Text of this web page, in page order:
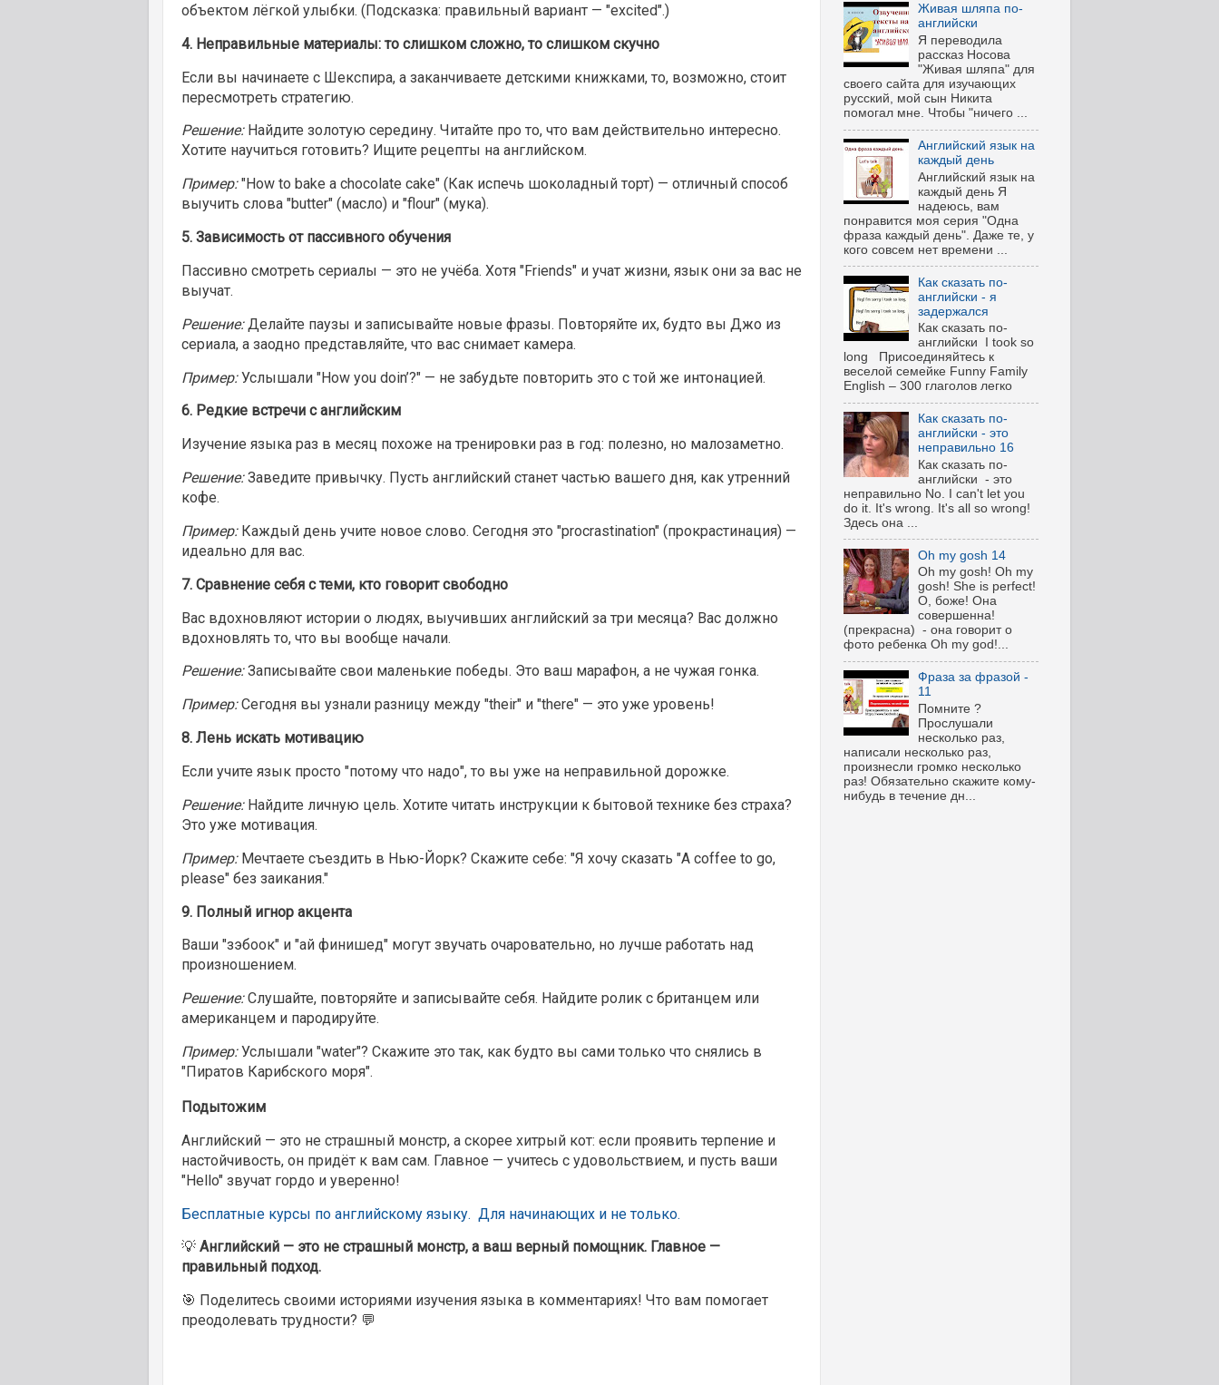
объектом лёгкой улыбки. (Подсказка: правильный вариант — "excited".)
4. Неправильные материалы: то слишком сложно, то слишком скучно
Если вы начинаете с Шекспира, а заканчиваете детскими книжками, то, возможно, стоит
пересмотреть стратегию.
Решение:Найдите золотую середину. Читайте про то, что вам действительно интересно.
Хотите научиться готовить? Ищите рецепты на английском.
Пример:"How to bake a chocolate cake" (Как испечь шоколадный торт) — отличный способ
выучить слова "butter" (масло) и "flour" (мука).
5. Зависимость от пассивного обучения
Пассивно смотреть сериалы — это не учёба. Хотя "Friends" и учат жизни, язык они за вас не
выучат.
Решение:Делайте паузы и записывайте новые фразы. Повторяйте их, будто вы Джо из
сериала, а заодно представляйте, что вас снимает камера.
Пример:Услышали "How you doin’?" — не забудьте повторить это с той же интонацией.
6. Редкие встречи с английским
Изучение языка раз в месяц похоже на тренировки раз в год: полезно, но малозаметно.
Решение:Заведите привычку. Пусть английский станет частью вашего дня, как утренний
кофе.
Пример:Каждый день учите новое слово. Сегодня это "procrastination" (прокрастинация) —
идеально для вас.
7. Сравнение себя с теми, кто говорит свободно
Вас вдохновляют истории о людях, выучивших английский за три месяца? Вас должно
вдохновлять то, что вы вообще начали.
Решение:Записывайте свои маленькие победы. Это ваш марафон, а не чужая гонка.
Пример:Сегодня вы узнали разницу между "their" и "there" — это уже уровень!
8. Лень искать мотивацию
Если учите язык просто "потому что надо", то вы уже на неправильной дорожке.
Решение:Найдите личную цель. Хотите читать инструкции к бытовой технике без страха?
Это уже мотивация.
Пример:Мечтаете съездить в Нью-Йорк? Скажите себе: "Я хочу сказать "A coffee to go,
please" без заикания."
9. Полный игнор акцента
Ваши "зэбоок" и "ай финишед" могут звучать очаровательно, но лучше работать над
произношением.
Решение:Слушайте, повторяйте и записывайте себя. Найдите ролик с британцем или
американцем и пародируйте.
Пример:Услышали "water"? Скажите это так, как будто вы сами только что снялись в
"Пиратов Карибского моря".
Подытожим
Английский — это не страшный монстр, а скорее хитрый кот: если проявить терпение и
настойчивость, он придёт к вам сам. Главное — учитесь с удовольствием, и пусть ваши
"Hello" звучат гордо и уверенно!
Бесплатные курсы по английскому языку. Для начинающих и не только.
💡 Английский — это не страшный монстр, а ваш верный помощник. Главное —
правильный подход.
🎯 Поделитесь своими историями изучения языка в комментариях! Что вам помогает
преодолевать трудности? 💬
Живая шляпа по-
английски
Я переводила
рассказ Носова
"Живая шляпа" для
своего сайта для изучающих
русский, мой сын Никита
помогал мне. Чтобы "ничего ...
Английский язык на
каждый день
Английский язык на
каждый день Я
надеюсь, вам
понравится моя серия "Одна
фраза каждый день". Даже те, у
кого совсем нет времени ...
Как сказать по-
английски - я
задержался
Как сказать по-
английски I took so
long Присоединяйтесь к
веселой семейке Funny Family
English – 300 глаголов легко
Как сказать по-
английски - это
неправильно 16
Как сказать по-
английски - это
неправильно No. I can't let you
do it. It's wrong. It's all so wrong!
Здесь она ...
Oh my gosh 14
Oh my gosh! Oh my
gosh! She is perfect!
О, боже! Она
совершенна!
(прекрасна) - она говорит о
фото ребенка Oh my god!...
Фраза за фразой -
11
Помните ?
Прослушали
несколько раз,
написали несколько раз,
произнесли громко несколько
раз! Обязательно скажите кому-
нибудь в течение дн...